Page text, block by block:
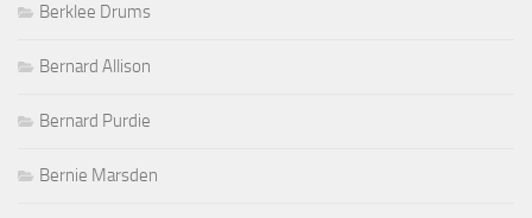
Berklee Drums
Bernard Allison
Bernard Purdie
Bernie Marsden